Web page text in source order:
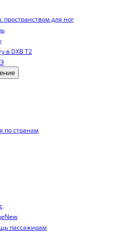
пространством для ног
в DXB T2
по странам
New
пассажирам